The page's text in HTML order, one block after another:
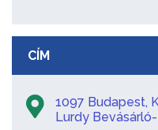
CÍM
1097 Budapest,
Lurdy